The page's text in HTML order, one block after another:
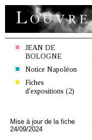
JEAN DE
BOLOGNE
Notice Napoléon
Fiches
d'expositions (2)
Mise à jour de la fiche
24/09/2024